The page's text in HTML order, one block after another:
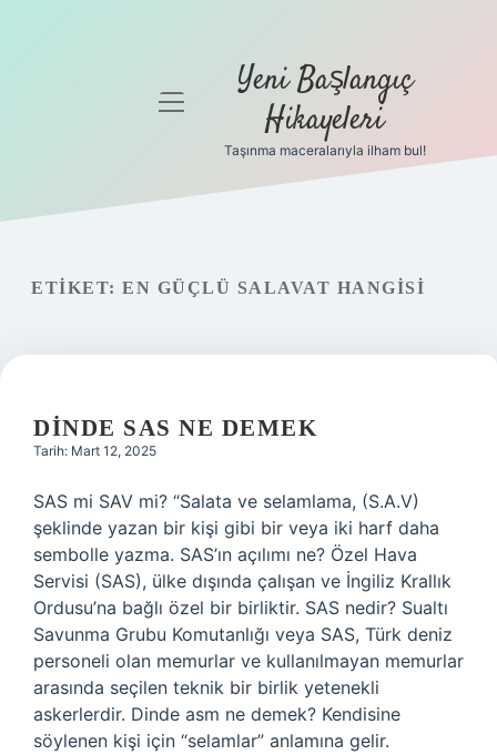
Gizlilik
Yasal Uyarı
Hakkımızda
menüyü
Yeni Başlangıç
Hikayeleri
Taşınma maceralarıyla ilham bul!
ETIKET: EN GÜÇLÜ SALAVAT HANGISI
DINDE SAS NE DEMEK
Tarih: Mart 12, 2025
SAS mi SAV mi? “Salata ve selamlama, (S.A.V)
şeklinde yazan bir kişi gibi bir veya iki harf daha
sembolle yazma. SAS’ın açılımı ne? Özel Hava
Servisi (SAS), ülke dışında çalışan ve İngiliz Krallık
Ordusu’na bağlı özel bir birliktir. SAS nedir? Sualtı
Savunma Grubu Komutanlığı veya SAS, Türk deniz
personeli olan memurlar ve kullanılmayan memurlar
arasında seçilen teknik bir birlik yetenekli
askerlerdir. Dinde asm ne demek? Kendisine
söylenen kişi için “selamlar” anlamına gelir.